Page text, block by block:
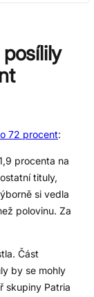
72 procent:
procenta na
tituly,
si vedla
polovinu. Za
Část
by se mohly
skupiny Patria